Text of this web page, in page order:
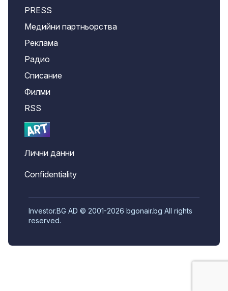
PRESS
Медийни партньорства
Реклама
Радио
Списание
Филми
RSS
Лични данни
Confidentiality
Investor.BG AD © 2001-2026 bgonair.bg All rights
reserved.